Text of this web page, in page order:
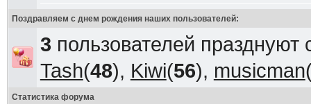
Поздравляем с днем рождения наших пользователей:
3 пользователей
Tash(48), Kiwi(56), musicman
Статистика форума